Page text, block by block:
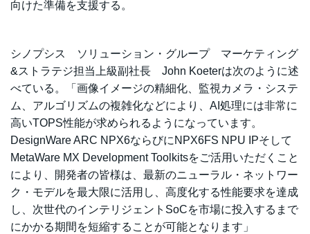
向けた準備を支援する。
シノプシス ソリューション・グループ マーケティング
&ストラテジ担当上級副社長 John Koeterは次のように述
べている。「画像イメージの精細化、監視カメラ・システ
ム、アルゴリズムの複雑化などにより、AI処理には非常に
高いTOPS性能が求められるようになっています。
DesignWare ARC NPX6ならびにNPX6FS NPU IPそして
MetaWare MX Development Toolkitsをご活用いただくこと
により、開発者の皆様は、最新のニューラル・ネットワー
ク・モデルを最大限に活用し、高度化する性能要求を達成
し、次世代のインテリジェントSoCを市場に投入するまで
にかかる期間を短縮することが可能となります」